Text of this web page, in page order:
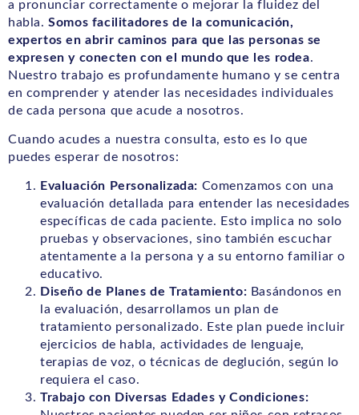
a pronunciar correctamente o mejorar la fluidez del
habla.Somos facilitadores de la comunicación,
expertos en abrir caminos para que las personas se
expresen y conecten con el mundo que les rodea.
Nuestro trabajo es profundamente humano y se centra
en comprender y atender las necesidades individuales
de cada persona que acude a nosotros.
Cuando acudes a nuestra consulta, esto es lo que
puedes esperar de nosotros:
Evaluación Personalizada: Comenzamos con una
evaluación detallada para entender las necesidades
específicas de cada paciente. Esto implica no solo
pruebas y observaciones, sino también escuchar
atentamente a la persona y a su entorno familiar o
educativo.
Diseño de Planes de Tratamiento: Basándonos en
la evaluación, desarrollamos un plan de
tratamiento personalizado. Este plan puede incluir
ejercicios de habla, actividades de lenguaje,
terapias de voz, o técnicas de deglución, según lo
requiera el caso.
Trabajo con Diversas Edades y Condiciones: